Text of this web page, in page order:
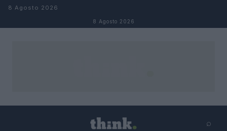
Salta al contenuto
8 Agosto 2026
8 Agosto 2026
⌕